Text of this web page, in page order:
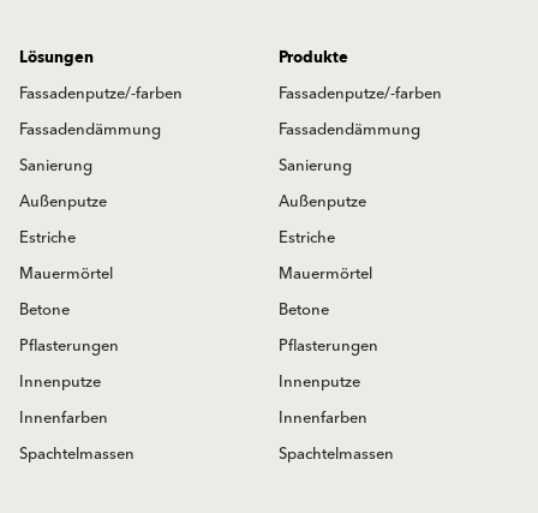
Lösungen
Fassadenputze/-farben
Fassadendämmung
Sanierung
Außenputze
Estriche
Mauermörtel
Betone
Pflasterungen
Innenputze
Innenfarben
Spachtelmassen
Produkte
Fassadenputze/-farben
Fassadendämmung
Sanierung
Außenputze
Estriche
Mauermörtel
Betone
Pflasterungen
Innenputze
Innenfarben
Spachtelmassen